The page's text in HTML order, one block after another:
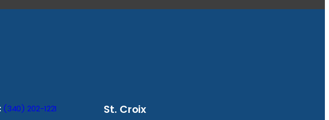
(340) 202-1221 St. Croix